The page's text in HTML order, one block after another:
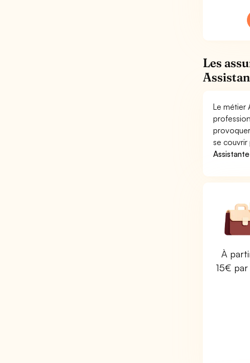
Les
Le métier
se
À
15€ par